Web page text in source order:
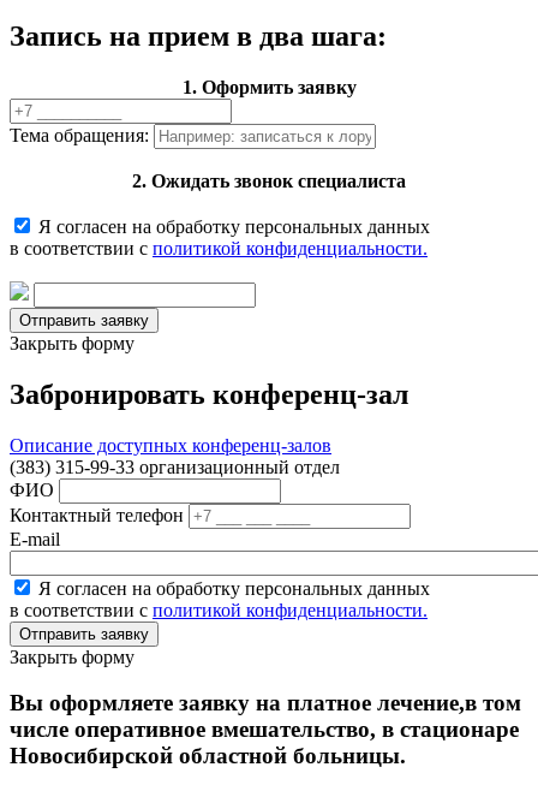
Запись на прием в два шага:
1. Оформить заявку
Тема обращения:
2. Ожидать звонок специалиста
Я согласен на обработку персональных данных
в соответствии с политикой конфиденциальности.
Закрыть форму
Забронировать конференц-зал
Описание доступных конференц-залов
(383) 315-99-33 организационный отдел
ФИО
Контактный телефон
E-mail
Я согласен на обработку персональных данных
в соответствии с политикой конфиденциальности.
Закрыть форму
Вы оформляете заявку на платное лечение,в том
числе оперативное вмешательство, в стационаре
Новосибирской областной больницы.